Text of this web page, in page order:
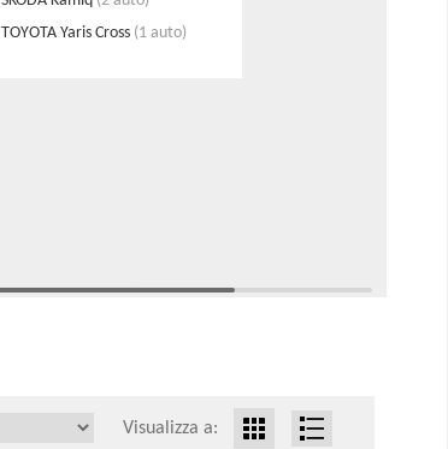
TOYOTA Yaris Cross (1 auto)
Visualizza a: